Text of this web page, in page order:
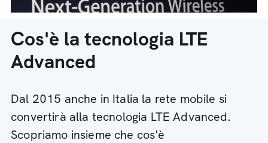
Cos'è la tecnologia LTE
Advanced
Dal 2015 anche in Italia la rete mobile si
convertirà alla tecnologia LTE Advanced.
Scopriamo insieme che cos'è